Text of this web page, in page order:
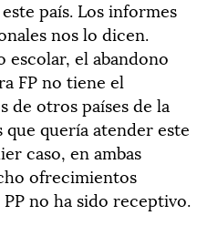
país. Los informes
nos lo dicen.
escolar, el abandono
FP no tiene el
de otros países de la
que quería atender este
caso, en ambas
ofrecimientos
no ha sido receptivo.